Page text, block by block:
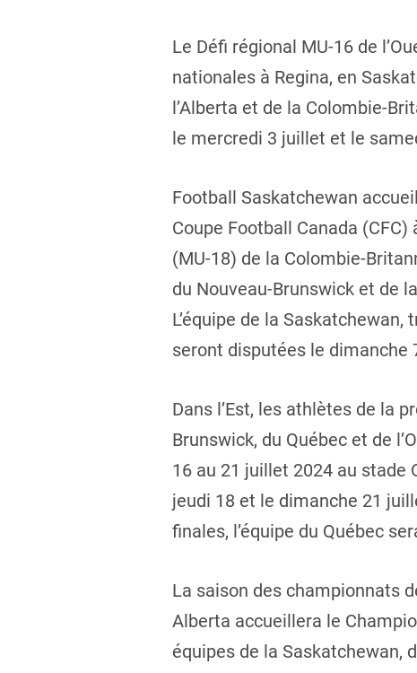
Le Défi régional MU-16 de
nationales à Regina, en
l’Alberta et de la Colombie-
le mercredi 3 juillet et le
Football Saskatchewan
Coupe Football Canada
(MU-18) de la Colombie-
du Nouveau-Brunswick et de
L’équipe de la
seront disputées le
Dans l’Est, les athlètes de la
Brunswick, du Québec et de
16 au 21 juillet 2024 au stade
jeudi 18 et le dimanche 21
finales, l’équipe du Québec
La saison des championnats
Alberta accueillera le
équipes de la Saskatchewan,